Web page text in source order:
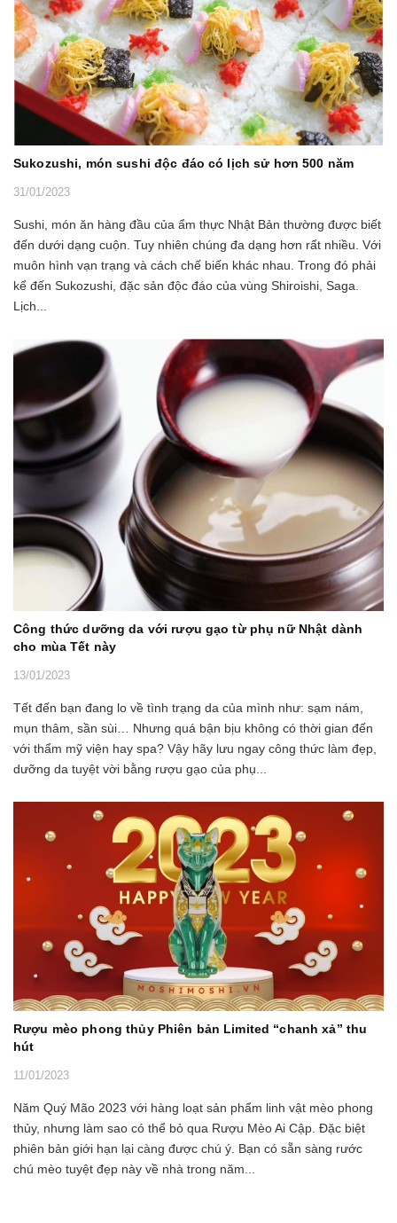
Sukozushi, món sushi độc đáo có lịch sử hơn 500 năm
31/01/2023
Sushi, món ăn hàng đầu của ẩm thực Nhật Bản thường được biết
đến dưới dạng cuộn. Tuy nhiên chúng đa dạng hơn rất nhiều. Với
muôn hình vạn trạng và cách chế biến khác nhau. Trong đó phải
kể đến Sukozushi, đặc sản độc đáo của vùng Shiroishi, Saga.
Lịch...
Công thức dưỡng da với rượu gạo từ phụ nữ Nhật dành
cho mùa Tết này
13/01/2023
Tết đến bạn đang lo về tình trạng da của mình như: sạm nám,
mụn thâm, sần sùi… Nhưng quá bận bịu không có thời gian đến
với thẩm mỹ viện hay spa? Vậy hãy lưu ngay công thức làm đẹp,
dưỡng da tuyệt vời bằng rượu gạo của phụ...
Rượu mèo phong thủy Phiên bản Limited “chanh xả” thu
hút
11/01/2023
Năm Quý Mão 2023 với hàng loạt sản phẩm linh vật mèo phong
thủy, nhưng làm sao có thể bỏ qua Rượu Mèo Ai Cập. Đặc biệt
phiên bản giới hạn lại càng được chú ý. Bạn có sẵn sàng rước
chú mèo tuyệt đẹp này về nhà trong năm...